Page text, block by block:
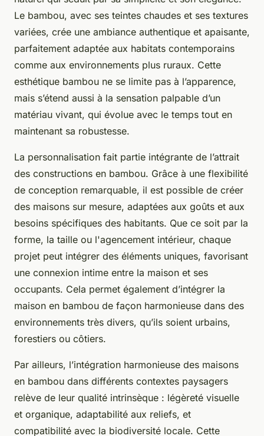
Le bambou, avec ses teintes chaudes et ses textures
variées, crée une ambiance authentique et apaisante,
parfaitement adaptée aux habitats contemporains
comme aux environnements plus ruraux. Cette
esthétique bambou ne se limite pas à l’apparence,
mais s’étend aussi à la sensation palpable d’un
matériau vivant, qui évolue avec le temps tout en
maintenant sa robustesse.
La personnalisation fait partie intégrante de l’attrait
des constructions en bambou. Grâce à une flexibilité
de conception remarquable, il est possible de créer
des maisons sur mesure, adaptées aux goûts et aux
besoins spécifiques des habitants. Que ce soit par la
forme, la taille ou l'agencement intérieur, chaque
projet peut intégrer des éléments uniques, favorisant
une connexion intime entre la maison et ses
occupants. Cela permet également d’intégrer la
maison en bambou de façon harmonieuse dans des
environnements très divers, qu’ils soient urbains,
forestiers ou côtiers.
Par ailleurs, l’intégration harmonieuse des maisons
en bambou dans différents contextes paysagers
relève de leur qualité intrinsèque : légèreté visuelle
et organique, adaptabilité aux reliefs, et
compatibilité avec la biodiversité locale. Cette